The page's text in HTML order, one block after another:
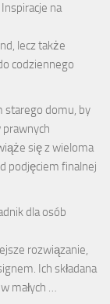
na
lecz także
codziennego
starego domu, by
się z wieloma
podjęciem finalnej
dla osób
rozwiązanie,
Ich składana
małych …